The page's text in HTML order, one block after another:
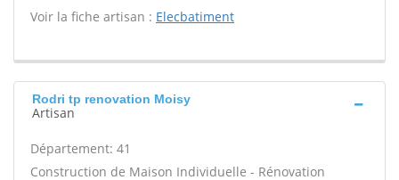
Voir la fiche artisan : Elecbatiment
Rodri tp renovation Moisy
Artisan
Département: 41
Construction de Maison Individuelle - Rénovation